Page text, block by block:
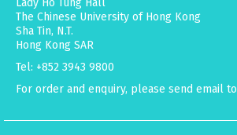
The Chinese University of Hong Kong
Sha Tin, N.T.
Hong Kong SAR
Tel: +852 3943 9800
For order and enquiry, please send email to